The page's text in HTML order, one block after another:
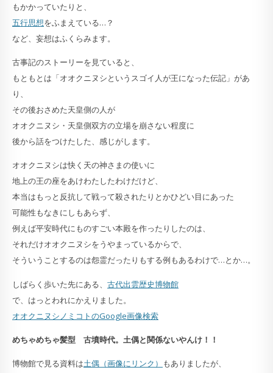
もかかっていたりと、
五行思想をふまえている…？
など、妄想はふくらみます。
古事記のストーリーを見ていると、
もともとは「オオクニヌシというスゴイ人が王になった伝記」があ
り、
その後おさめた天皇側の人が
オオクニヌシ・天皇側双方の立場を崩さない程度に
後から話をつけたした、感じがします。
オオクニヌシは快く天の神さまの使いに
地上の王の座をあけわたしたわけだけど、
本当はもっと反抗して戦って殺されたりとかひどい目にあった
可能性もなきにしもあらず、
例えば平安時代にものすごい本殿を作ったりしたのは、
それだけオオクニヌシをうやまっているからで、
そういうことするのは怨霊だったりもする例もあるわけで…とか…。
しばらく歩いた先にある、 古代出雲歴史博物館
で、はっとわれにかえりました。
オオクニヌシノミコトのGoogle画像検索
めちゃめちゃ髪型 古墳時代。土偶と関係ないやんけ！！
博物館で見る資料は土偶（画像にリンク） もありましたが、